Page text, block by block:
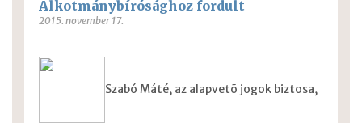
Alkotmánybírósághoz fordult
2015. november 17.
Szabó Máté, az alapvetõ jogok biztosa,